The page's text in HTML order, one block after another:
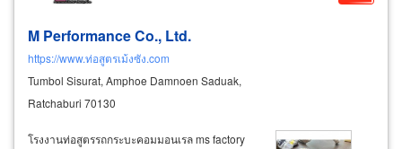
M Performance Co., Ltd.
https://www.ท่อสูตรเม้งซัง.com
Tumbol Sisurat, Amphoe Damnoen Saduak,
Ratchaburi 70130
โรงงานท่อสูตรรถกระบะคอมมอนเรล ms factory